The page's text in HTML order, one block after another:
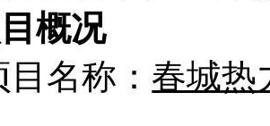
概况
目名称： 春城热